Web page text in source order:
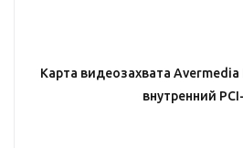
Карта видеозахвата Avermedia
внутренний